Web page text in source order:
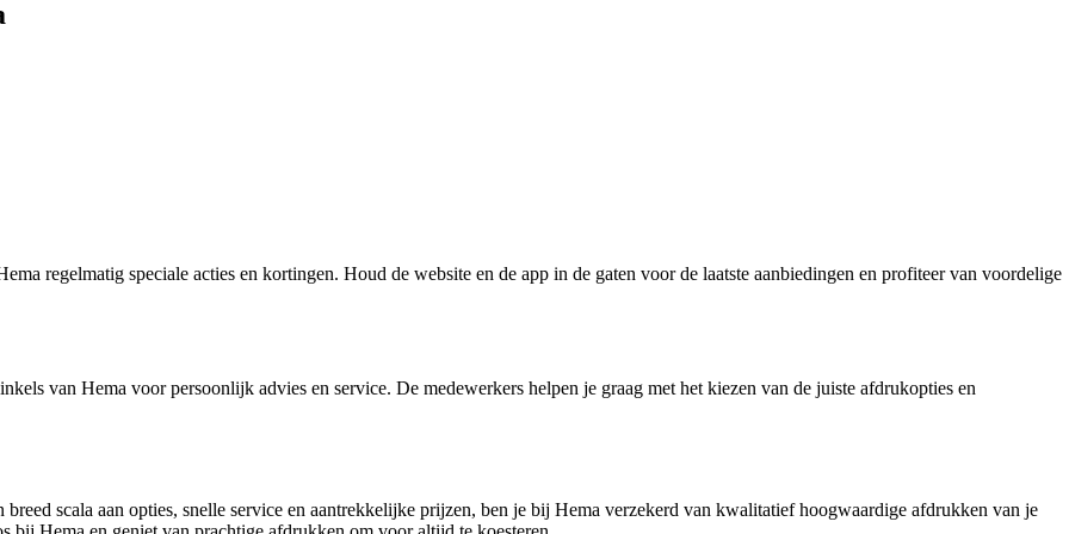
regelmatig speciale acties en kortingen. Houd de website en de app in de gaten voor de laatste aanbiedingen en profiteer van voordelige
van Hema voor persoonlijk advies en service. De medewerkers helpen je graag met het kiezen van de juiste afdrukopties en
scala aan opties, snelle service en aantrekkelijke prijzen, ben je bij Hema verzekerd van kwalitatief hoogwaardige afdrukken van je